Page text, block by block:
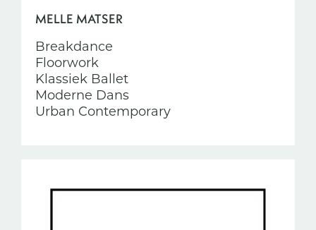
MELLE MATSER
Breakdance
Floorwork
Klassiek Ballet
Moderne Dans
Urban Contemporary